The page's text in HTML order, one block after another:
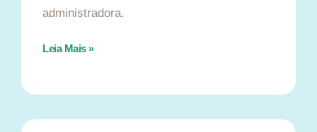
administradora.
Leia Mais »